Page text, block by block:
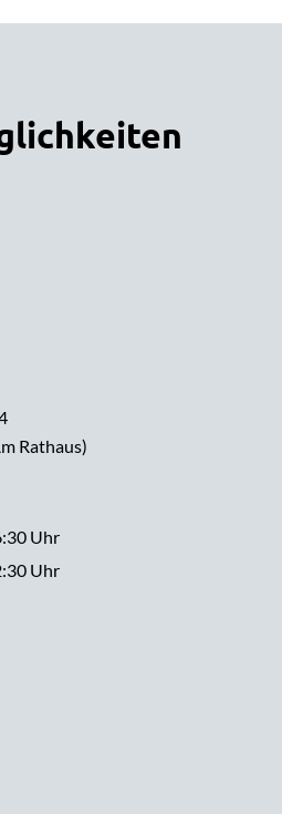
Rathaus)
Uhr
Uhr